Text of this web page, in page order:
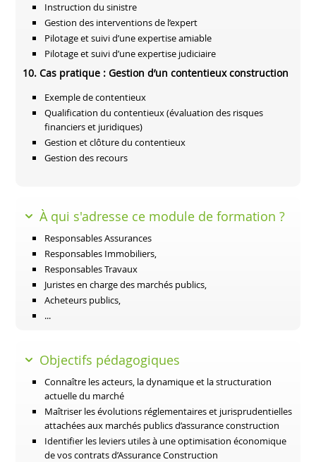
Instruction du sinistre
Gestion des interventions de l’expert
Pilotage et suivi d’une expertise amiable
Pilotage et suivi d’une expertise judiciaire
10. Cas pratique : Gestion d’un contentieux construction
Exemple de contentieux
Qualification du contentieux (évaluation des risques
financiers et juridiques)
Gestion et clôture du contentieux
Gestion des recours
À qui s'adresse ce module de formation ?
Responsables Assurances
Responsables Immobiliers,
Responsables Travaux
Juristes en charge des marchés publics,
Acheteurs publics,
...
Objectifs pédagogiques
Connaître les acteurs, la dynamique et la structuration
actuelle du marché
Maîtriser les évolutions réglementaires et jurisprudentielles
attachées aux marchés publics d’assurance construction
Identifier les leviers utiles à une optimisation économique
de vos contrats d’Assurance Construction